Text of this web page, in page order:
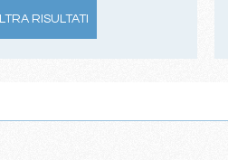
RISULTATI